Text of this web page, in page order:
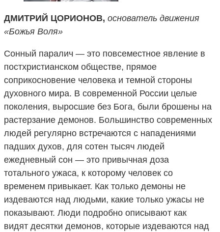
ДМИТРИЙ ЦОРИОНОВ, основатель движения
«Божья Воля»
Сонный паралич — это повсеместное явление в
постхристианском обществе, прямое
соприкосновение человека и темной стороны
духовного мира. В современной России целые
поколения, выросшие без Бога, были брошены на
растерзание демонов. Большинство современных
людей регулярно встречаются с нападениями
падших духов, для сотен тысяч людей
ежедневный сон — это привычная доза
тотального ужаса, к которому человек со
временем привыкает. Как только демоны не
издеваются над людьми, какие только ужасы не
показывают. Люди подробно описывают как
видят десятки демонов, которые издеваются над